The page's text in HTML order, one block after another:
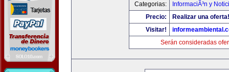
Categorias:
InformaciÃ³n y
Precio:
Realizar una oferta!
Visitar!
Serán consideradas